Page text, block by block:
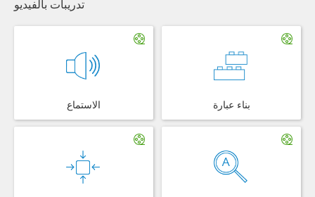
تدريبات بالفيديو
الاستماع بناء عبارة